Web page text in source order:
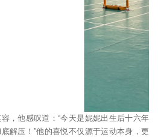
，他感叹道：“今天是妮妮出生后十六年
解压！”他的喜悦不仅源于运动本身，更